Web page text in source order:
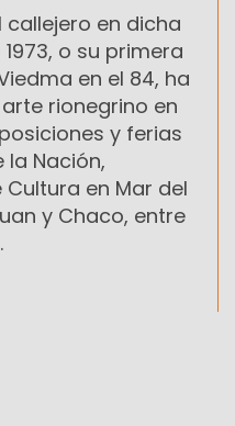
callejero en dicha
o su primera
en el 84, ha
rionegrino en
y ferias
la Nación,
en Mar del
y Chaco, entre